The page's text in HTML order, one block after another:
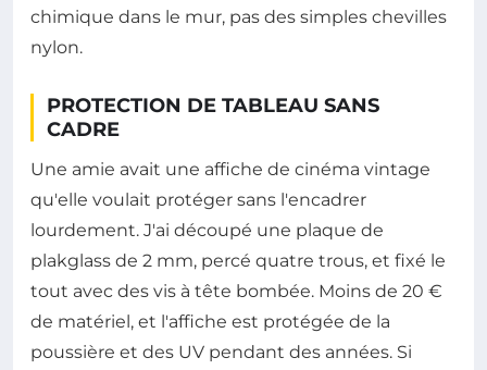
chimique dans le mur, pas des simples chevilles
nylon.
PROTECTION DE TABLEAU SANS
CADRE
Une amie avait une affiche de cinéma vintage
qu'elle voulait protéger sans l'encadrer
lourdement. J'ai découpé une plaque de
plakglass de 2 mm, percé quatre trous, et fixé le
tout avec des vis à tête bombée. Moins de 20 €
de matériel, et l'affiche est protégée de la
poussière et des UV pendant des années. Si